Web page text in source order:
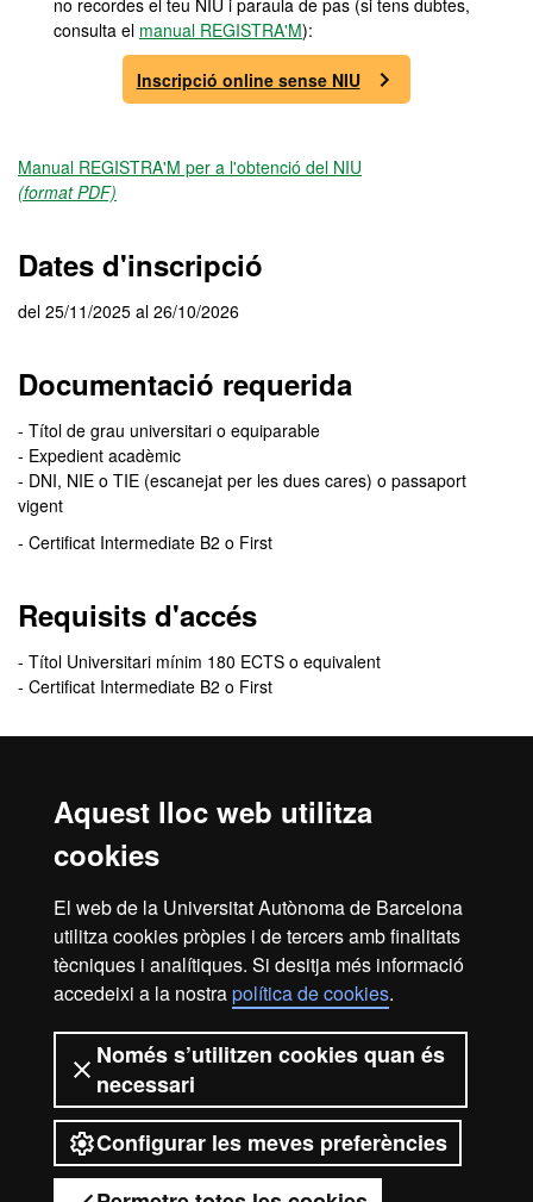
Aquest lloc web utilitza
cookies
El web de la Universitat Autònoma de Barcelona
utilitza cookies pròpies i de tercers amb finalitats
tècniques i analítiques. Si desitja més informació
accedeixi a la nostrapolítica de cookies.
Només s’utilitzen cookies quan és
necessari
Configurar les meves preferències
no recordes el teu NIU i paraula de pas (si tens dubtes,
consulta el manual REGISTRA'M):
Inscripció online sense NIU
Manual REGISTRA'M per a l'obtenció del NIU
(format PDF)
Dates d'inscripció
del 25/11/2025 al 26/10/2026
Documentació requerida
- Títol de grau universitari o equiparable
- Expedient acadèmic
- DNI, NIE o TIE (escanejat per les dues cares) o passaport
vigent
- Certificat Intermediate B2 o First
Requisits d'accés
- Títol Universitari mínim 180 ECTS o equivalent
- Certificat Intermediate B2 o First
resultat de l’admissió el rebràs, de manera personalitzada, a
l'adreça de correu electrònic que indiquis quan facis la inscripció.
En aquest correu se t’indicarà com has de procedir per
Revisa lasafata de correu brossadel teu correu electrònic. De
vegades, els missatges poden entrar com a correu brossa.
Inici Avís legal
Protecció de dades
Sobre el web
2026 Universitat Autònoma de
Barcelona